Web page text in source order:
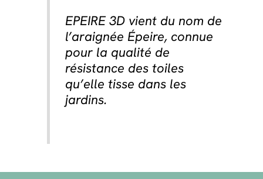
EPEIRE 3D vient du nom de
l’araignée Épeire, connue
pour la qualité de
résistance des toiles
qu’elle tisse dans les
jardins.